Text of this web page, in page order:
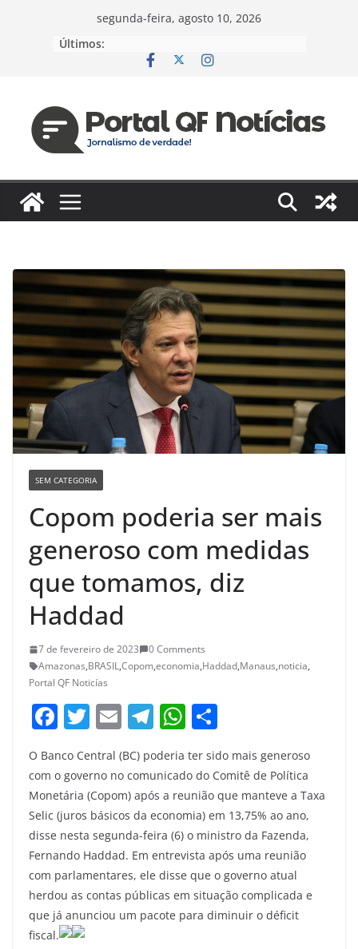
segunda-feira, agosto 10, 2026
Últimos:
SEM CATEGORIA
Copom poderia ser mais
generoso com medidas
que tomamos, diz
Haddad
7 de fevereiro de 2023
0 Comments
Amazonas,BRASIL,Copom,economia,Haddad,Manaus,noticia,
Portal QF Noticías
F
c
e
b
o
o
k
T
itt
er
E
ai
l
T
el
e
gr
a
m
W
at
s
A
p
p
h
ar
e
O Banco Central (BC) poderia ter sido mais generoso
com o governo no comunicado do Comitê de Política
Monetária (Copom) após a reunião que manteve a Taxa
Selic (juros básicos da economia) em 13,75% ao ano,
disse nesta segunda-feira (6) o ministro da Fazenda,
Fernando Haddad. Em entrevista após uma reunião
com parlamentares, ele disse que o governo atual
herdou as contas públicas em situação complicada e
que já anunciou um pacote para diminuir o déficit
fiscal.